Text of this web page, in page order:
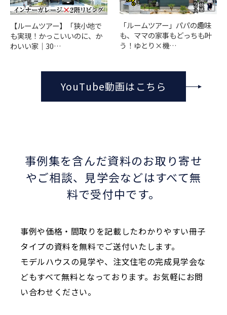
【ルームツアー】「狭小地で
も実現！かっこいいのに、か
わいい家｜30…
「ルームツアー」パパの趣味
も、ママの家事もどっちも叶
う！ゆとり×機…
YouTube動画はこちら
事例集を含んだ資料のお取り寄せ
やご相談、
見学会などはすべて無
料で受付中です。
事例や価格・間取りを記載したわかりやすい冊子
タイプの資料を無料でご送付いたします。
モデルハウスの見学や、注文住宅の完成見学会な
どもすべて無料となっております。お気軽にお問
い合わせください。